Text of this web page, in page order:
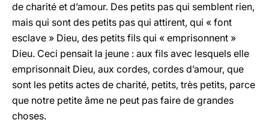
de charité et d’amour. Des petits pas qui semblent rien,
mais qui sont des petits pas qui attirent, qui « font
esclave » Dieu, des petits fils qui « emprisonnent »
Dieu. Ceci pensait la jeune : aux fils avec lesquels elle
emprisonnait Dieu, aux cordes, cordes d’amour, que
sont les petits actes de charité, petits, très petits, parce
que notre petite âme ne peut pas faire de grandes
choses.